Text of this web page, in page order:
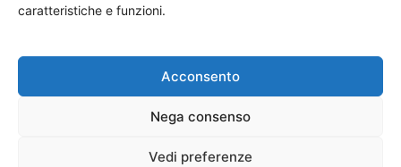
caratteristiche e funzioni.
Acconsento
Nega consenso
Vedi preferenze
Chi siamo I Nostri Clienti
© Copyright 2017 - MilanoEvents.it© managed by